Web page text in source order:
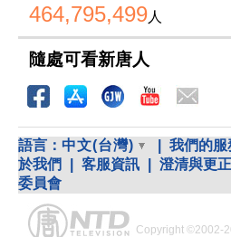
464,795,499人
隨處可看新唐人
語言： 中文(台灣) 我們的服
於我們
客服資訊 澄清與更正
委員會
Copyright ©2002-